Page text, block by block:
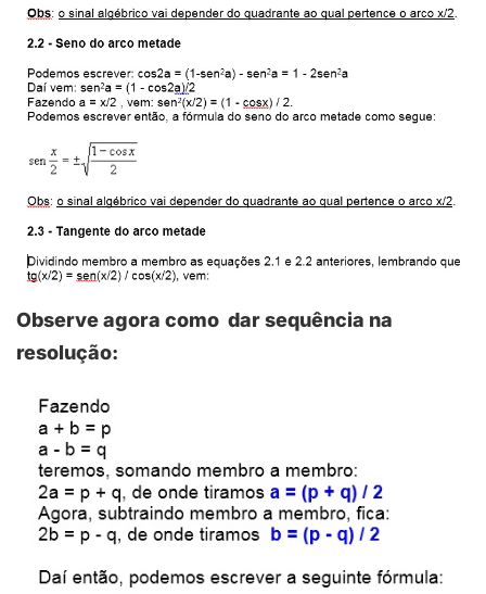
Observe agora como dar sequência na
resolução: